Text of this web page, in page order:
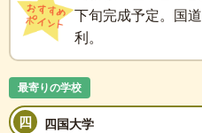
下旬完成予定。国
利。
最寄りの学校
四 四国大学